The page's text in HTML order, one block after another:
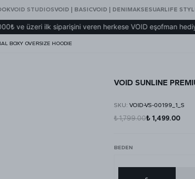
VOID STUDIOSVOID | BASICVOID | DENIMAKSESUARLIFE
ilk siparişini veren herkese VOID eşofman hediye!
BOXY OVERSIZE HOODIE
VOID SUNLINE
SKU: VOID-VS-00199_1_S
₺ 1,799.00₺ 1,499.00
BEDEN